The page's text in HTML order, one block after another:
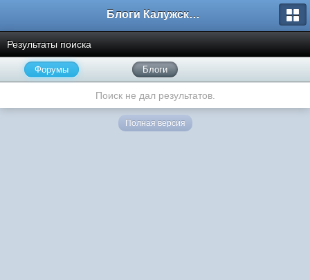
Блоги Калужского перекрестка
Результаты поиска
Форумы Блоги
Поиск не дал результатов.
Полная версия